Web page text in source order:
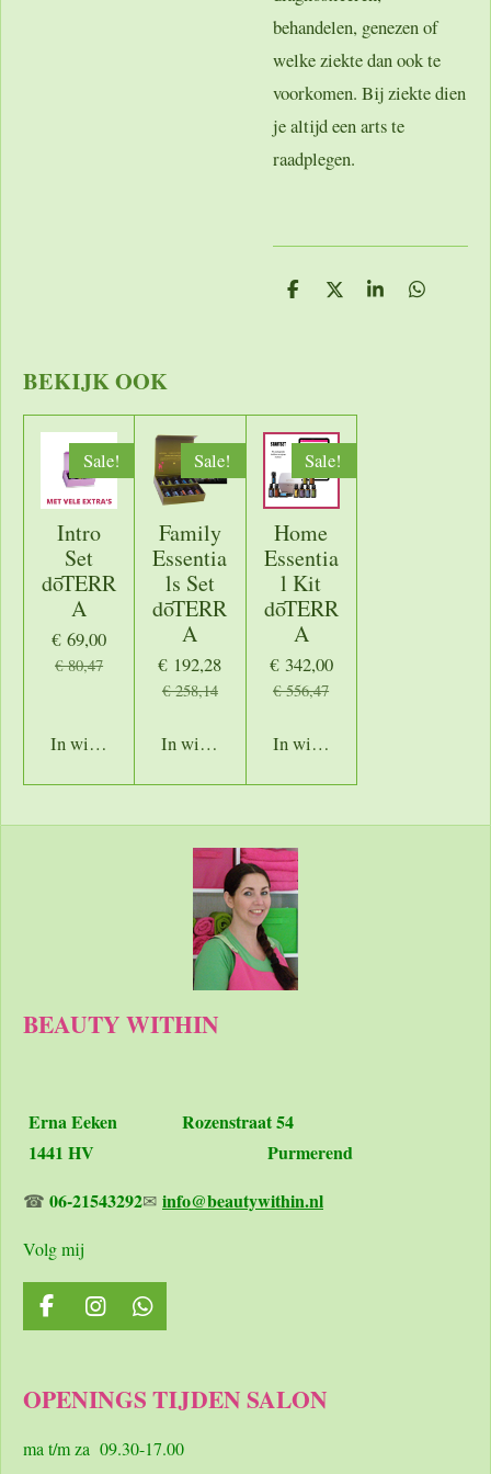
behandelen, genezen of
welke ziekte dan ook te
voorkomen. Bij ziekte dien
je altijd een arts te
raadplegen.
D
D
S
D
BEKIJK OOK
Sale!
Intro
Set
dōTERR
A
€ 69,00
€ 80,47
In winkelwagen
Sale!
Family
Essentia
ls Set
dōTERR
A
€ 192,28
€ 258,14
In winkelwagen
Sale!
Home
Essentia
l Kit
dōTERR
A
€ 342,00
€ 556,47
In winkelwagen
BEAUTY WITHIN
Erna Eeken Rozenstraat 54
1441 HV Purmerend
☎ 06-21543292✉ info@beautywithin.nl
Volg mij
F
a
b
o
I
n
a
r
W
h
s
p
OPENINGS TIJDEN SALON
ma t/m za 09.30-17.00